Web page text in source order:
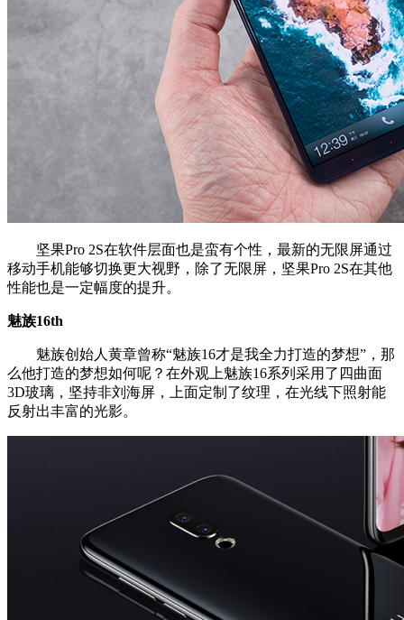
坚果Pro 2S在软件层面也是蛮有个性，最新的无限屏通过
移动手机能够切换更大视野，除了无限屏，坚果Pro 2S在其他
性能也是一定幅度的提升。
魅族16th
魅族创始人黄章曾称“魅族16才是我全力打造的梦想”，那
么他打造的梦想如何呢？在外观上魅族16系列采用了四曲面
3D玻璃，坚持非刘海屏，上面定制了纹理，在光线下照射能
反射出丰富的光影。